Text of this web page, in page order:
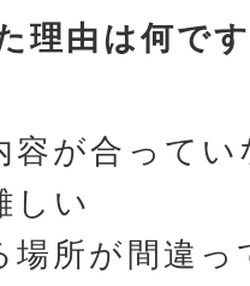
理由は何で
容が合ってい
しい
場所が間違っ